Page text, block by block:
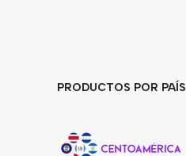
PRODUCTOS POR PAÍS